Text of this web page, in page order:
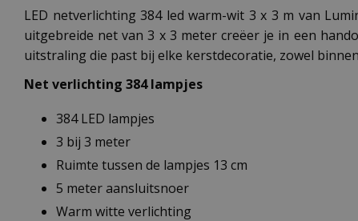
LED netverlichting 384 led warm-wit 3 x 3 m van
uitgebreide net van 3 x 3 meter creëer je in een
uitstraling die past bij elke kerstdecoratie, zowel
Net verlichting 384 lampjes
384 LED lampjes
3 bij 3 meter
Ruimte tussen de lampjes 13 cm
5 meter aansluitsnoer
Warm witte verlichting